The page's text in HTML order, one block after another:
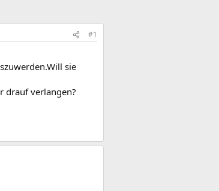
#1
sie
drauf verlangen?